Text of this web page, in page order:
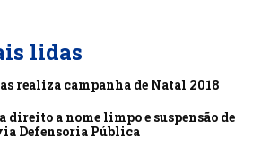
lidas
realiza campanha de Natal 2018
direito a nome limpo e suspensão de
Defensoria Pública